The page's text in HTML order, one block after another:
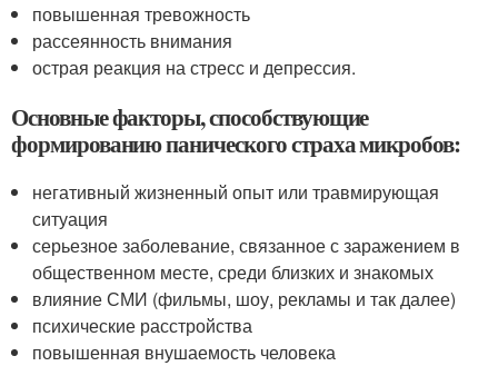
повышенная тревожность
рассеянность внимания
острая реакция на стресс и депрессия.
Основные факторы, способствующие
формированию панического страха микробов:
негативный жизненный опыт или травмирующая
ситуация
серьезное заболевание, связанное с заражением в
общественном месте, среди близких и знакомых
влияние СМИ (фильмы, шоу, рекламы и так далее)
психические расстройства
повышенная внушаемость человека